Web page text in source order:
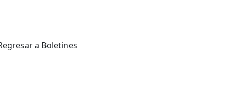
a Boletines